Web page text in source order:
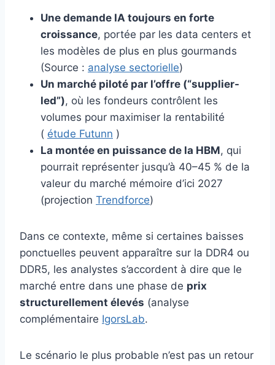
Une demande IA toujours en forte
croissance, portée par les data centers et
les modèles de plus en plus gourmands
(Source : analyse sectorielle)
Un marché piloté par l’offre (“supplier-
led”), où les fondeurs contrôlent les
volumes pour maximiser la rentabilité
( étude Futunn )
La montée en puissance de la HBM, qui
pourrait représenter jusqu’à 40–45 % de la
valeur du marché mémoire d’ici 2027
(projection Trendforce)
Dans ce contexte, même si certaines baisses
ponctuelles peuvent apparaître sur la DDR4 ou
DDR5, les analystes s’accordent à dire que le
marché entre dans une phase de prix
structurellement élevés (analyse
complémentaire IgorsLab.
Le scénario le plus probable n’est pas un retour